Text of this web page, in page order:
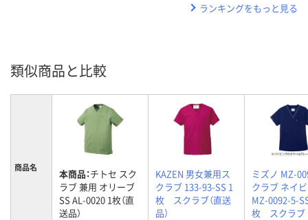
ランキングをもっと見る
類似商品と比較
商品名 本商品：チトセ スク
ラブ 兼用 オリーブ
SS AL-0020 1枚（直
送品）
KAZEN 男女兼用ス
クラブ 133-93-SS 1
枚 スクラブ（直送
品）
ミズノ MZ-
クラブ ネイ
MZ-0092-5-
枚 スクラブ